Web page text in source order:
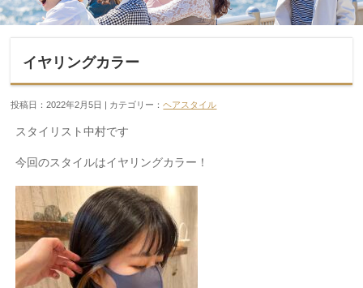
イヤリングカラー
投稿日：2022年2月5日 | カテゴリー：ヘアスタイル
スタイリスト中村です
今回のスタイルはイヤリングカラー！